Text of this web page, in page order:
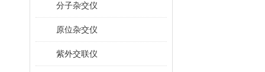
分子杂交仪
原位杂交仪
紫外交联仪